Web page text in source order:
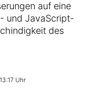
auf eine
und JavaScript-
des
Uhr